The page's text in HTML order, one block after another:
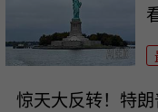
惊天大反转！特